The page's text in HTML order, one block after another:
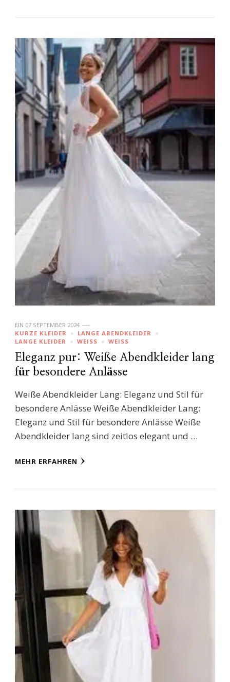
EIN 07 SEPTEMBER 2024
KURZE KLEIDER
LANGE ABENDKLEIDER
LANGE KLEIDER
WEISS WEISS
Eleganz pur: Weiße Abendkleider lang
für besondere Anlässe
Weiße Abendkleider Lang: Eleganz und Stil für
besondere Anlässe Weiße Abendkleider Lang:
Eleganz und Stil für besondere Anlässe Weiße
Abendkleider lang sind zeitlos elegant und …
MEHR ERFAHREN